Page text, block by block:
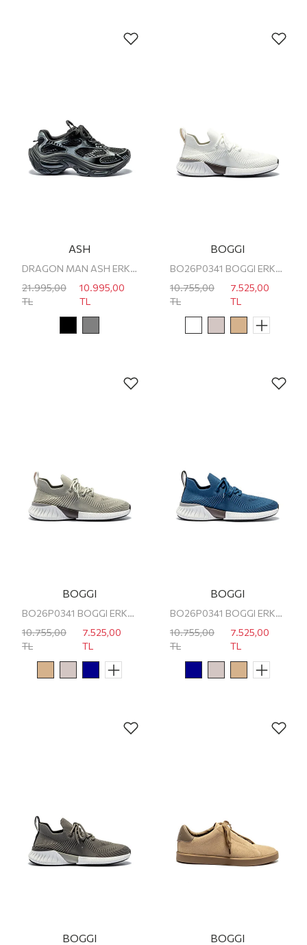
ASH
DRAGON MAN ASH ERKEK SNEAKER
21.995,00
TL
10.995,00
TL
BOGGI
BO26P0341 BOGGI ERKEK SNEAKER
10.755,00
TL
7.525,00
TL
BOGGI
BO26P0341 BOGGI ERKEK SNEAKER
10.755,00
TL
7.525,00
TL
BOGGI
BO26P0341 BOGGI ERKEK SNEAKER
10.755,00
TL
7.525,00
TL
BOGGI BOGGI